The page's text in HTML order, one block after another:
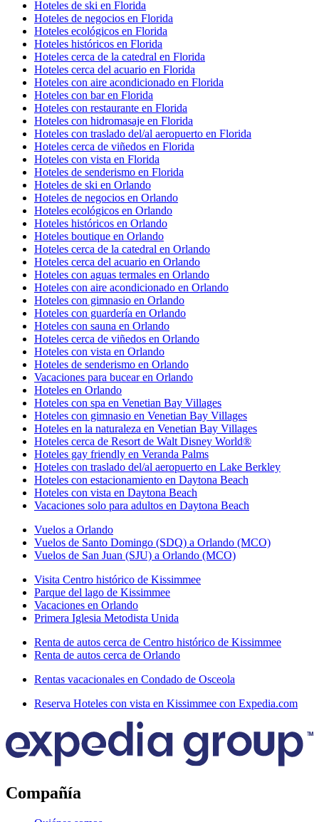
Hoteles de ski en Florida
Hoteles de negocios en Florida
Hoteles ecológicos en Florida
Hoteles históricos en Florida
Hoteles cerca de la catedral en Florida
Hoteles cerca del acuario en Florida
Hoteles con aire acondicionado en Florida
Hoteles con bar en Florida
Hoteles con restaurante en Florida
Hoteles con hidromasaje en Florida
Hoteles con traslado del/al aeropuerto en Florida
Hoteles cerca de viñedos en Florida
Hoteles con vista en Florida
Hoteles de senderismo en Florida
Hoteles de ski en Orlando
Hoteles de negocios en Orlando
Hoteles ecológicos en Orlando
Hoteles históricos en Orlando
Hoteles boutique en Orlando
Hoteles cerca de la catedral en Orlando
Hoteles cerca del acuario en Orlando
Hoteles con aguas termales en Orlando
Hoteles con aire acondicionado en Orlando
Hoteles con gimnasio en Orlando
Hoteles con guardería en Orlando
Hoteles con sauna en Orlando
Hoteles cerca de viñedos en Orlando
Hoteles con vista en Orlando
Hoteles de senderismo en Orlando
Vacaciones para bucear en Orlando
Hoteles en Orlando
Hoteles con spa en Venetian Bay Villages
Hoteles con gimnasio en Venetian Bay Villages
Hoteles en la naturaleza en Venetian Bay Villages
Hoteles cerca de Resort de Walt Disney World®
Hoteles gay friendly en Veranda Palms
Hoteles con traslado del/al aeropuerto en Lake Berkley
Hoteles con estacionamiento en Daytona Beach
Hoteles con vista en Daytona Beach
Vacaciones solo para adultos en Daytona Beach
Vuelos a Orlando
Vuelos de Santo Domingo (SDQ) a Orlando (MCO)
Vuelos de San Juan (SJU) a Orlando (MCO)
Visita Centro histórico de Kissimmee
Parque del lago de Kissimmee
Vacaciones en Orlando
Primera Iglesia Metodista Unida
Renta de autos cerca de Centro histórico de Kissimmee
Renta de autos cerca de Orlando
Rentas vacacionales en Condado de Osceola
Reserva Hoteles con vista en Kissimmee con Expedia.com
Compañía